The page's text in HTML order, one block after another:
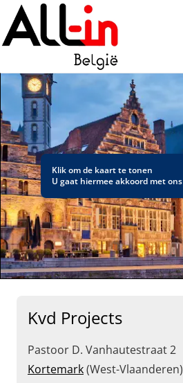
Klik om de kaart te tonen
U gaat hiermee akkoord met ons
Kvd Projects
Pastoor D. Vanhautestraat 2
Kortemark(West-Vlaanderen)